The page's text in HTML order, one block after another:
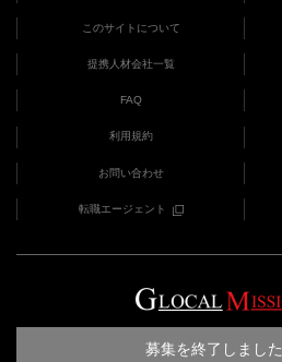
募集を終了しました
このサイトについて
提携人材会社一覧
FAQ
利用規約
お問い合わせ
転職エージェント